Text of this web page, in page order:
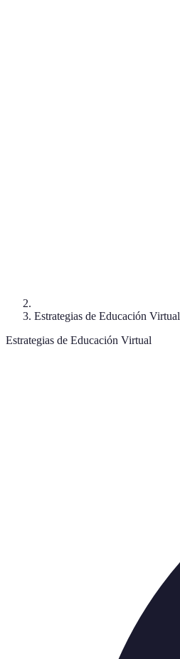
Estrategias de Educación Virtual
Estrategias de Educación Virtual